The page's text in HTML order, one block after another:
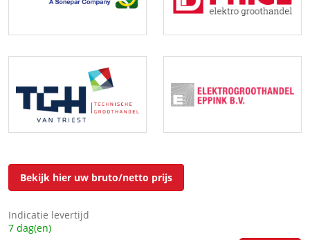
Bekijk hier uw bruto/netto prijs
Indicatie levertijd
7 dag(en)